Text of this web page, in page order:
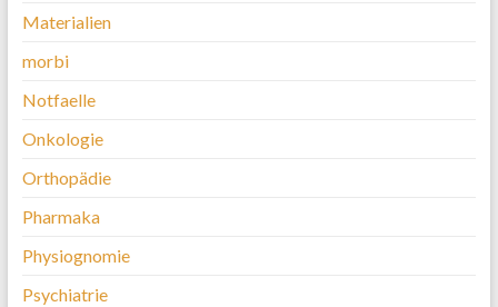
Materialien
morbi
Notfaelle
Onkologie
Orthopädie
Pharmaka
Physiognomie
Psychiatrie